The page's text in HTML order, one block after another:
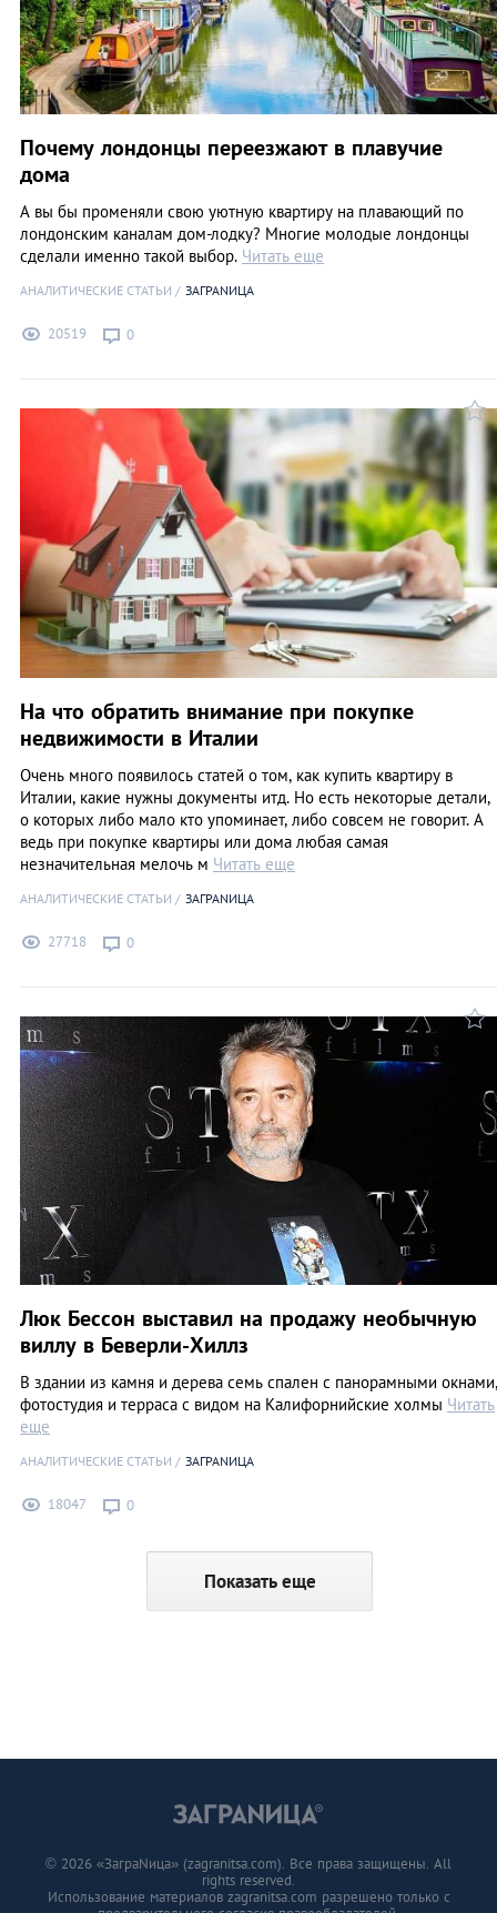
Почему лондонцы переезжают в плавучие
дома
А вы бы променяли свою уютную квартиру на плавающий по
лондонским каналам дом-лодку? Многие молодые лондонцы
сделали именно такой выбор. Читать еще
АНАЛИТИЧЕСКИЕ СТАТЬИ ЗАГРАNИЦА
20519 0
На что обратить внимание при покупке
недвижимости в Италии
Очень много появилось статей о том, как купить квартиру в
Италии, какие нужны документы итд. Но есть некоторые детали,
о которых либо мало кто упоминает, либо совсем не говорит. А
ведь при покупке квартиры или дома любая самая
незначительная мелочь м Читать еще
АНАЛИТИЧЕСКИЕ СТАТЬИ ЗАГРАNИЦА
27718 0
Люк Бессон выставил на продажу необычную
виллу в Беверли-Хиллз
В здании из камня и дерева семь спален с панорамными окнами,
фотостудия и терраса с видом на Калифорнийские холмы Читать
еще
АНАЛИТИЧЕСКИЕ СТАТЬИ ЗАГРАNИЦА
18047 0
Показать еще
© 2026 «ЗаграNица» (zagranitsa.com). Все права защищены. All
rights reserved.
Использование материалов zagranitsa.com разрешено только с